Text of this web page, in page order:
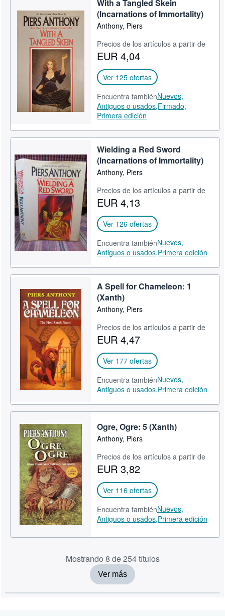
With a Tangled Skein
(Incarnations of Immortality)
Anthony, Piers
Precios de los artículos a partir de
EUR 4,04
Ver 125 ofertas
Encuentra tambiénNuevos,
Antiguos o usados,Firmado,
Primera edición
Wielding a Red Sword
(Incarnations of Immortality)
Anthony, Piers
Precios de los artículos a partir de
EUR 4,13
Ver 126 ofertas
Encuentra tambiénNuevos,
Antiguos o usados,Primera edición
A Spell for Chameleon: 1
(Xanth)
Anthony, Piers
Precios de los artículos a partir de
EUR 4,47
Ver 177 ofertas
Encuentra tambiénNuevos,
Antiguos o usados,Primera edición
Ogre, Ogre: 5 (Xanth)
Anthony, Piers
Precios de los artículos a partir de
EUR 3,82
Ver 116 ofertas
Encuentra tambiénNuevos,
Antiguos o usados,Primera edición
Mostrando 8 de 254 títulos
Ver más